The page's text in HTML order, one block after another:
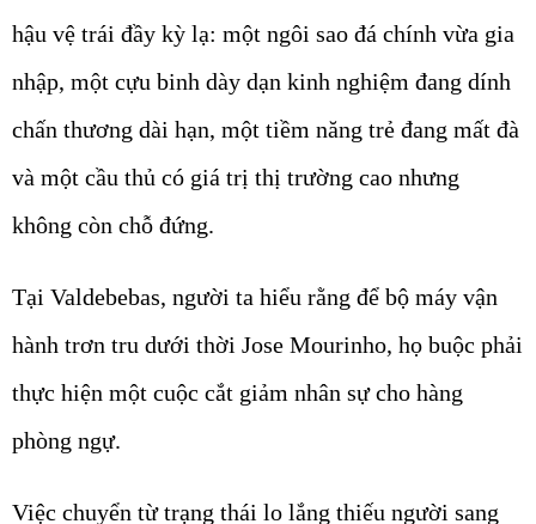
hậu vệ trái đầy kỳ lạ: một ngôi sao đá chính vừa gia
nhập, một cựu binh dày dạn kinh nghiệm đang dính
chấn thương dài hạn, một tiềm năng trẻ đang mất đà
và một cầu thủ có giá trị thị trường cao nhưng
không còn chỗ đứng.
Tại Valdebebas, người ta hiểu rằng để bộ máy vận
hành trơn tru dưới thời Jose Mourinho, họ buộc phải
thực hiện một cuộc cắt giảm nhân sự cho hàng
phòng ngự.
Việc chuyển từ trạng thái lo lắng thiếu người sang